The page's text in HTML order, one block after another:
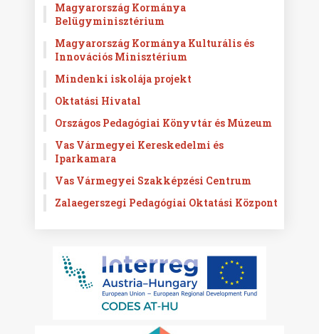
Magyarország Kormánya
Belügyminisztérium
Magyarország Kormánya Kulturális és
Innovációs Minisztérium
Mindenki iskolája projekt
Oktatási Hivatal
Országos Pedagógiai Könyvtár és Múzeum
Vas Vármegyei Kereskedelmi és
Iparkamara
Vas Vármegyei Szakképzési Centrum
Zalaegerszegi Pedagógiai Oktatási Központ